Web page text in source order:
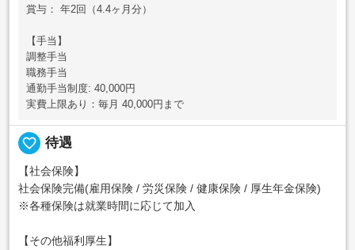
賞与： 年2回（4.4ヶ月分）
【手当】
調整手当
職務手当
通勤手当制度: 40,000円
実費上限あり：毎月 40,000円まで
favorite_border 待遇
【社会保険】
社会保険完備(雇用保険 / 労災保険 / 健康保険 / 厚生年金保険)
※各種保険は就業時間に応じて加入
【その他福利厚生】